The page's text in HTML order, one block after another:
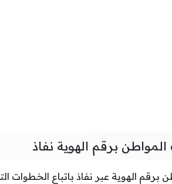
برقم الهوية نفاذ
الهوية عبر نفاذ باتباع الخطوات